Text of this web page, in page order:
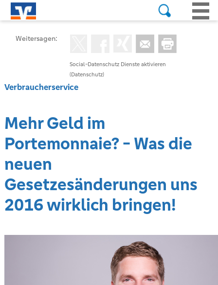
Social-Datenschutz Dienste aktivieren
(Datenschutz)
Weitersagen:
Verbraucherservice
Mehr Geld im
Portemonnaie? - Was die
neuen
Gesetzesänderungen uns
2016 wirklich bringen!